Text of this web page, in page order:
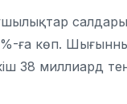
ға көп.
38 миллиард